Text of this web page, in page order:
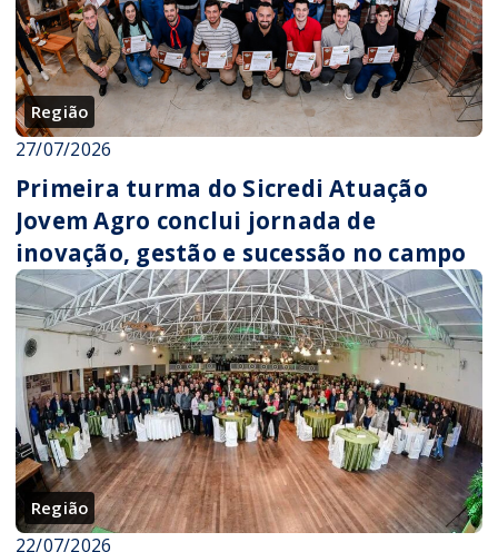
Região
27/07/2026
Primeira turma do Sicredi Atuação
Jovem Agro conclui jornada de
inovação, gestão e sucessão no campo
Região
22/07/2026